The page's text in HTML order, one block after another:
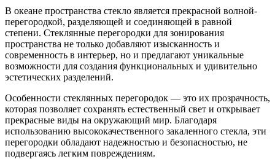
В океане пространства стекло является прекрасной волной-
перегородкой, разделяющей и соединяющей в равной
степени. Стеклянные перегородки для зонирования
пространства не только добавляют изысканность и
современность в интерьер, но и предлагают уникальные
возможности для создания функциональных и удивительно
эстетических разделений.
Особенности стеклянных перегородок — это их прозрачность,
которая позволяет сохранять естественный свет и открывает
прекрасные виды на окружающий мир. Благодаря
использованию высококачественного закаленного стекла, эти
перегородки обладают надежностью и безопасностью, не
подвергаясь легким повреждениям.